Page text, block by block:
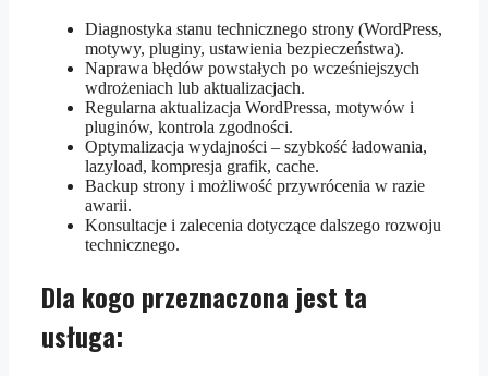
Diagnostyka stanu technicznego strony (WordPress,
motywy, pluginy, ustawienia bezpieczeństwa).
Naprawa błędów powstałych po wcześniejszych
wdrożeniach lub aktualizacjach.
Regularna aktualizacja WordPressa, motywów i
pluginów, kontrola zgodności.
Optymalizacja wydajności – szybkość ładowania,
lazyload, kompresja grafik, cache.
Backup strony i możliwość przywrócenia w razie
awarii.
Konsultacje i zalecenia dotyczące dalszego rozwoju
technicznego.
Dla kogo przeznaczona jest ta
usługa: